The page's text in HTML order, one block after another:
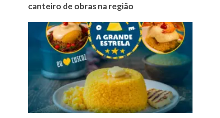
canteiro de obras na região